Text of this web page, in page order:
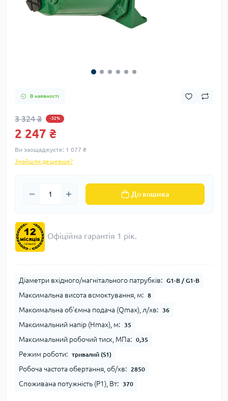
В наявності
3 324 ₴ -32%
2 247 ₴
Ви заощаджуєте: 1 077 ₴
Знайшли дешевше?
До кошика
Офіційна гарантія 1 рік.
Діаметри вхідного/нагнітального патрубків: G1-B / G1-B
Максимальна висота всмоктування, м: 8
Максимальна об’ємна подача (Qmax), л/хв: 36
Максимальний напір (Нmax), м: 35
Максимальний робочий тиск, МПа: 0,35
Режим роботи: тривалий (S1)
Робоча частота обертання, об/хв: 2850
Споживана потужність (Р1), Вт: 370